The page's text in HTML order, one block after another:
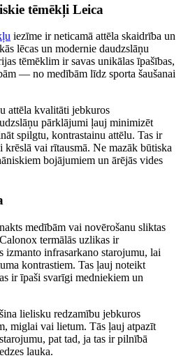
tēmēkļi Leica
iezīme ir neticamā attēla skaidrība un
lēcas un modernie daudzslāņu
tēmēklim ir savas unikālas īpašības,
— no medībām līdz sporta šaušanai
attēla kvalitāti jebkuros
pārklājumi ļauj minimizēt
spilgtu, kontrastainu attēlu. Tas ir
krēslā vai rītausmā. Ne mazāk būtiska
bojājumiem un ārējās vides
medībām vai novērošanu sliktas
termālās uzlikas ir
izmanto infrasarkano starojumu, lai
kontrastiem. Tas ļauj noteikt
ir īpaši svarīgi medniekiem un
lielisku redzamību jebkuros
miglai vai lietum. Tās ļauj atpazīt
pat tad, ja tas ir pilnībā
lauka.